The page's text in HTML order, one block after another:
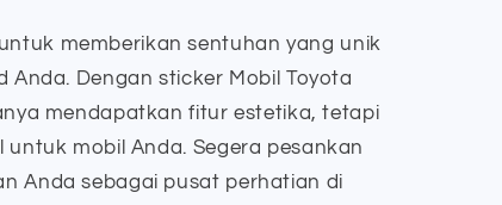
memberikan sentuhan yang unik
Anda. Dengan sticker Mobil Toyota
mendapatkan fitur estetika, tetapi
mobil Anda. Segera pesankan
Anda sebagai pusat perhatian di